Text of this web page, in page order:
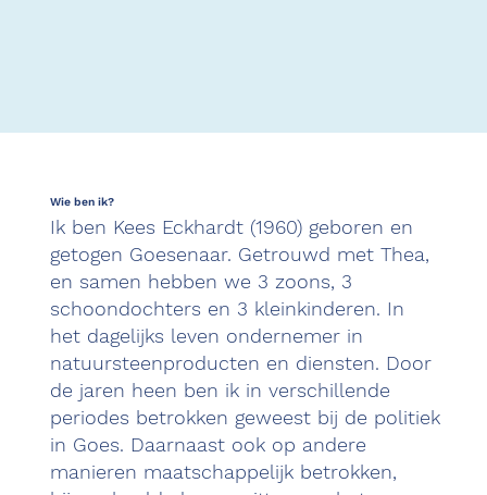
Wie ben ik?
Ik ben Kees Eckhardt (1960) geboren en
getogen Goesenaar. Getrouwd met Thea,
en samen hebben we 3 zoons, 3
schoondochters en 3 kleinkinderen. In
het dagelijks leven ondernemer in
natuursteenproducten en diensten. Door
de jaren heen ben ik in verschillende
periodes betrokken geweest bij de politiek
in Goes. Daarnaast ook op andere
manieren maatschappelijk betrokken,